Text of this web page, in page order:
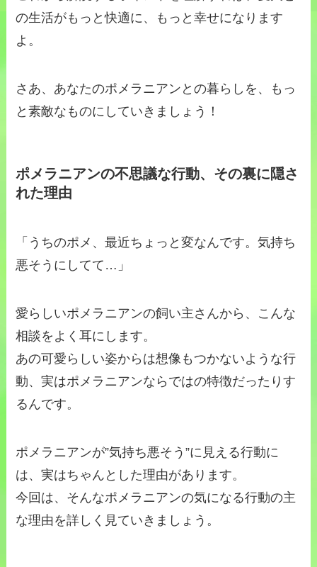
の生活がもっと快適に、もっと幸せになります
よ。
さあ、あなたのポメラニアンとの暮らしを、もっ
と素敵なものにしていきましょう！
ポメラニアンの不思議な行動、その裏に隠さ
れた理由
「うちのポメ、最近ちょっと変なんです。気持ち
悪そうにしてて…」
愛らしいポメラニアンの飼い主さんから、こんな
相談をよく耳にします。
あの可愛らしい姿からは想像もつかないような行
動、実はポメラニアンならではの特徴だったりす
るんです。
ポメラニアンが”気持ち悪そう”に見える行動に
は、実はちゃんとした理由があります。
今回は、そんなポメラニアンの気になる行動の主
な理由を詳しく見ていきましょう。